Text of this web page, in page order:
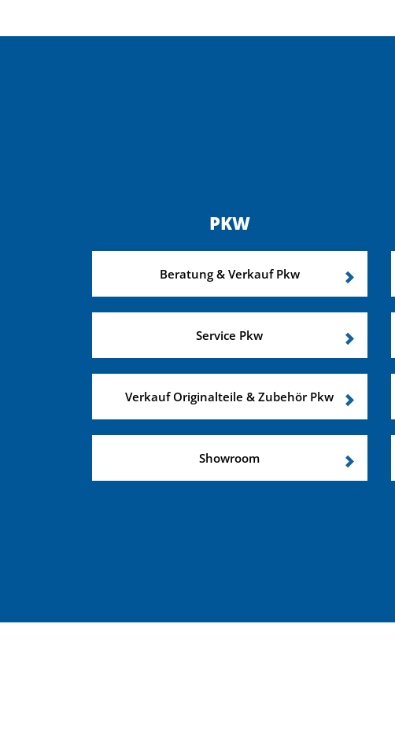
PKW
Beratung & Verkauf Pkw
Service Pkw
Verkauf Originalteile & Zubehör Pkw
Showroom